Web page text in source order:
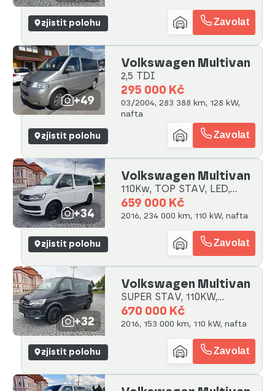
zjistit polohu Zavolat
+49
Volkswagen Multivan
2,5 TDI
295 000 Kč
03/2004, 283 388 km, 128 kW,
nafta
zjistit polohu Zavolat
+34
Volkswagen Multivan
110Kw, TOP STAV, LED,
SPLÁTKY
659 000 Kč
2016, 234 000 km, 110 kW, nafta
zjistit polohu Zavolat
+32
Volkswagen Multivan
SUPER STAV, 110KW,
MANUAL 153K
670 000 Kč
2016, 153 000 km, 110 kW, nafta
zjistit polohu Zavolat